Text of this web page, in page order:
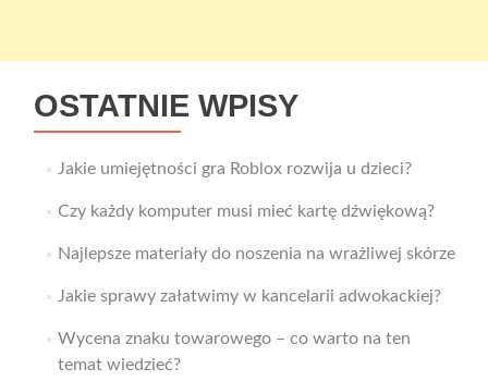
OSTATNIE WPISY
Jakie umiejętności gra Roblox rozwija u dzieci?
Czy każdy komputer musi mieć kartę dźwiękową?
Najlepsze materiały do noszenia na wrażliwej skórze
Jakie sprawy załatwimy w kancelarii adwokackiej?
Wycena znaku towarowego – co warto na ten
temat wiedzieć?